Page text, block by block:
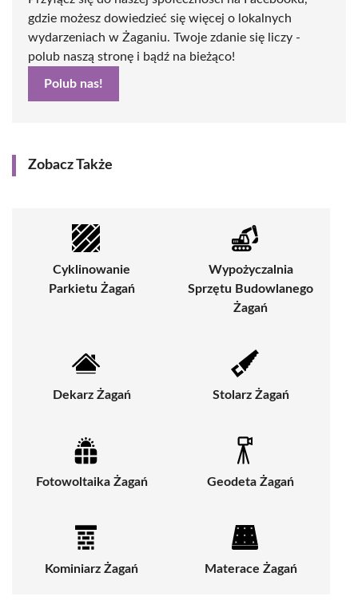
gdzie możesz dowiedzieć się więcej o lokalnych
wydarzeniach w Żaganiu. Twoje zdanie się liczy -
polub naszą stronę i bądź na bieżąco!
Polub nas!
Zobacz Także
Cyklinowanie
Parkietu Żagań
Wypożyczalnia
Sprzętu Budowlanego
Żagań
Dekarz Żagań Stolarz Żagań
Fotowoltaika Żagań Geodeta Żagań
Kominiarz Żagań Materace Żagań